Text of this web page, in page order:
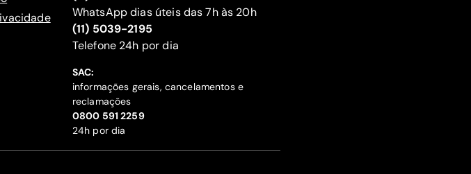
WhatsApp dias úteis das 7h às 20h
(11) 5039-2195
‍Telefone 24h por dia
SAC:
informações gerais, cancelamentos e
reclamações
‍0800 591 2259
24h por dia